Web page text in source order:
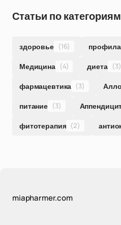
Статьи по категориям
здоровье (16)
Медицина (4) диета (3)
фармацевтика (3)
питание (3)
фитотерапия (2)
miapharmer.com